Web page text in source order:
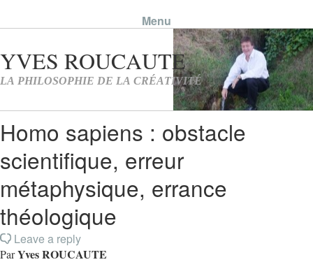
Menu
Skip to content
Homo sapiens : obstacle
scientifique, erreur
métaphysique, errance
théologique
Leave a reply
ParYves ROUCAUTE